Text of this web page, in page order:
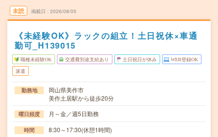
未読 掲載日 2026/08/05
《未経験OK》ラックの組立！土日祝休×車通
勤可_H139015
職種未経験OK 交通費別途支給あり 土日祝日が休み WEB登録OK
派遣
勤務地
岡山県美作市
美作土居駅から徒歩20分
曜日頻度 月～金／週5日勤務
時間 8:30～17:30(休憩1時間)